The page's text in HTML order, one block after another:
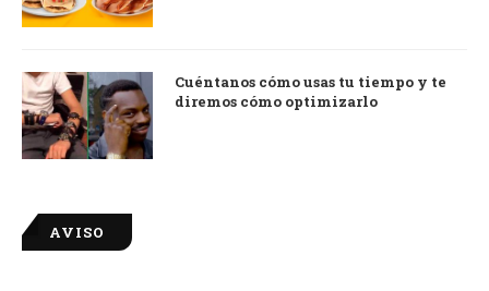
Cuéntanos cómo usas tu tiempo y te
diremos cómo optimizarlo
AVISO